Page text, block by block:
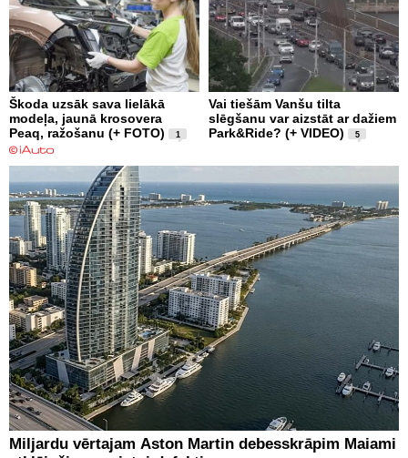
Škoda uzsāk sava lielākā
modeļa, jaunā krosovera
Peaq, ražošanu (+ FOTO)
1
Vai tiešām Vanšu tilta
slēgšanu var aizstāt ar dažiem
Park&Ride? (+ VIDEO)
5
Miljardu vērtajam Aston Martin debesskrāpim Maiami